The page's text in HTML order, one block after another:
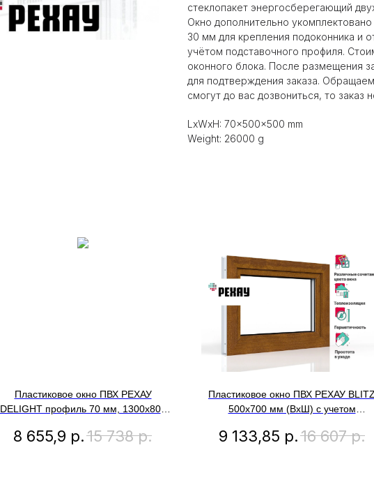
стеклопакет энергосберегающий
Окно дополнительно
30 мм для крепления подоконника и
учётом подставочного профиля.
оконного блока. После размещения
для подтверждения заказа.
смогут до вас дозвониться, то заказ
LxWxH: 70x500x500 mm
Weight: 26000 g
Пластиковое окно ПВХ РЕХАУ
DELIGHT профиль 70 мм, 1300х800
профиля, одностворчатое, глухое,
8 655,9 р.15 738 р.
Пластиковое окно ПВХ РЕХАУ BLITZ
500x700 мм (ВхШ) с учетом
двухкамерный стеклопакет, внешний
9 133,85 р.16 607 р.